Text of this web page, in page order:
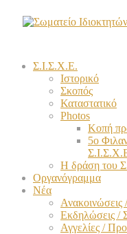
Σ.Ι.Σ.Χ.Ε.
Ιστορικό
Σκοπός
Καταστατικό
Photos
Κοπή
5ο
Η δράση του
Οργανόγραμμα
Νέα
Ανακοινώσεις
Εκδηλώσεις /
Αγγελίες /